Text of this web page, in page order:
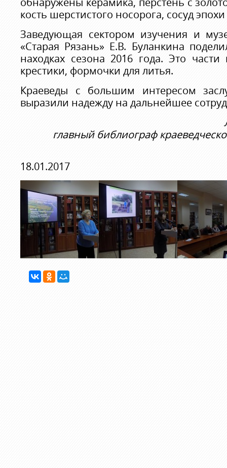
кость шерстистого носорога, сосуд
Заведующая сектором изучения и
«Старая Рязань» Е.В. Буланкина
находках сезона 2016 года. Это
крестики, формочки для литья.
Краеведы с большим интересом
выразили надежду на дальнейшее
главный библиограф
18.01.2017